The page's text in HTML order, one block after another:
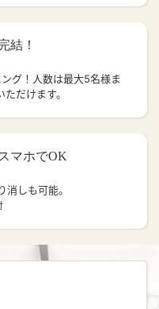
結！
グ！人数は最大5名様ま
だけます。
マホでOK
しも可能。